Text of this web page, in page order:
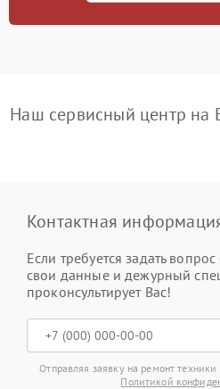
Наш сервисный центр на
Контактная
Если требуется задать вопрос
свои данные и дежурный
проконсультирует Вас!
Отправляя заявку на ремонт
Политикой